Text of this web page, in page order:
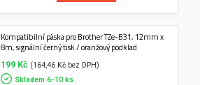
Kompatibilní páska pro Brother TZe-B31, 12mm x
8m, signální černý tisk / oranžový podklad
199 Kč (164,46 Kč bez DPH)
Skladem 6-10 ks